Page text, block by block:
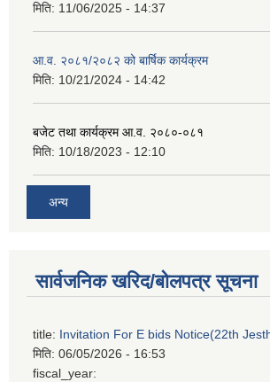
मिति: 11/06/2025 - 14:37
आ.व. २०८१/२०८२ को बार्षिक कार्यक्रम
मिति: 10/21/2024 - 14:42
बजेट तथा कार्यक्रम आ.व. २०८०-०८१
मिति: 10/18/2023 - 12:10
अन्य
सार्वजनिक खरिद/बोलपत्र सूचना
title: Invitation For E bids Notice(22th
मिति: 06/05/2026 - 16:53
fiscal_year: